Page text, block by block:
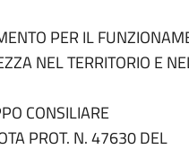
PER IL
NEL TERRITORIO E
CONSILIARE
PROT. N. 47630 DEL